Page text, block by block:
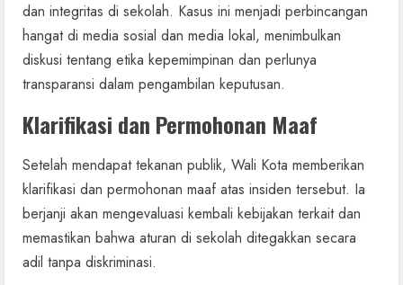
dan integritas di sekolah. Kasus ini menjadi perbincangan
hangat di media sosial dan media lokal, menimbulkan
diskusi tentang etika kepemimpinan dan perlunya
transparansi dalam pengambilan keputusan.
Klarifikasi dan Permohonan Maaf
Setelah mendapat tekanan publik, Wali Kota memberikan
klarifikasi dan permohonan maaf atas insiden tersebut. Ia
berjanji akan mengevaluasi kembali kebijakan terkait dan
memastikan bahwa aturan di sekolah ditegakkan secara
adil tanpa diskriminasi.